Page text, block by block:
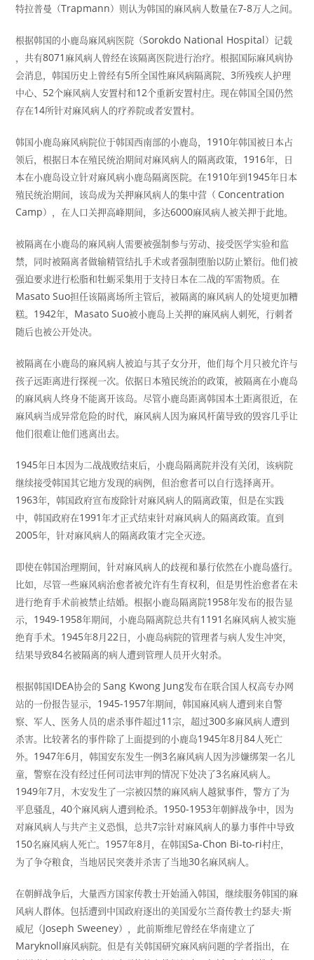
特拉普曼（Trapmann）则认为韩国的麻风病人数量在7-8万人之间。
根据韩国的小鹿岛麻风病医院（Sorokdo National Hospital）记载
，共有8071 麻风病人曾经在该隔离医院进行治疗。根据国际麻风病协
会消息，韩国历史上曾经有5所全国性麻风病隔离院、3所残疾人护理
中心、 52个麻风病人安置村和12个重新安置村庄。现在韩国全国仍然
存在14所针对麻风病人的疗养院或者安置村。
韩国小鹿岛麻风病院位于韩国西南部的小鹿岛， 1910年韩国被日本占
领后，根据日本在殖民统治期间对麻风病人的隔离政策， 1916年，日
本在小鹿岛设立针对麻风病小鹿岛隔离医院。在1910年到1945年日本
殖民统治期间，该岛成为关押麻风病人的集中营（ Concentration
Camp），在人口关押高峰期间，多达6000麻风病人被关押于此地。
被隔离在小鹿岛的麻风病人需要被强制参与劳动、接受医学实验和监
禁，同时被隔离者做输精管结扎手术或者强制堕胎以防止繁衍。他们被
强迫要求进行松脂和牡蛎采集用于支持日本在二战的军需物质。在
Masato Suo担任该隔离场所主管后，被隔离的麻风病人的处境更加糟
糕。 1942年， Masato Suo被小鹿岛上关押的麻风病人刺死，行刺者
随后也被公开处决。
被隔离在小鹿岛的麻风病人被迫与其子女分开，他们每个月只被允许与
孩子远距离进行探视一次。依据日本殖民统治的政策，被隔离在小鹿岛
的麻风病人终身不能离开该岛。尽管小鹿岛距离韩国本土距离很近，在
麻风病当成异常危险的时代，麻风病人因为麻风杆菌导致的毁容几乎让
他们很难让他们逃离出去。
1945年日本因为二战战败结束后，小鹿岛隔离院并没有关闭，该病院
继续接受韩国其它地方发现的病例，但治愈者可以自行选择离开。
1963年，韩国政府宣布废除针对麻风病人的隔离政策，但是在实践
中，韩国政府在1991年才正式结束针对麻风病人的隔离政策。直到
2005年，针对麻风病人的隔离政策才完全灭迹。
即使在韩国治理期间，针对麻风病人的歧视和暴行依然在小鹿岛盛行。
比如，尽管一些麻风病治愈者被允许有生育权利，但是男性治愈者在未
进行绝育手术前被禁止结婚。根据小鹿岛隔离院1958年发布的报告显
示， 1949-1958年期间，小鹿岛隔离院总共有1191名麻风病人被实施
绝育手术。 1945年8月22日，小鹿岛病院的管理者与病人发生冲突，
结果导致84名被隔离的病人遭到管理人员开火射杀。
根据韩国IDEA协会的Sang Kwong Jung发布在联合国人权高专办网
站的一份报告显示， 1945-1957年期间，韩国麻风病人遭到来自警
察、军人、医务人员的虐杀事件超过11宗，超过300多麻风病人遭到
杀害。比较著名的事件除了上面提到的小鹿岛1945年8月84人死亡
外。 1947年6月，韩国安东发生一例3名麻风病人因为涉嫌绑架一名儿
童，警察在没有经过任何司法审判的情况下处决了3名麻风病人。
1949年7月，木安发生了一宗被囚禁的麻风病人越狱事件，警方了为
平息骚乱，40个麻风病人遭到枪杀。 1950-1953年朝鲜战争中，因为
对麻风病人与共产主义恐惧，总共7宗针对麻风病人的暴力事件中导致
150名麻风病人死亡。 1957年8月，在韩国Sa-Chon Bi-to-ri村庄，
为了争夺粮食，当地居民突袭并杀害了当地30名麻风病人。
在朝鲜战争后，大量西方国家传教士开始涌入韩国，继续服务韩国的麻
风病人群体。包括遭到中国政府逐出的美国爱尔兰裔传教士约瑟夫·斯
威尼（Joseph Sweeney），此前斯维尼曾经在华南建立了
Maryknoll麻风病院。但是有关韩国研究麻风病问题的学者指出，在